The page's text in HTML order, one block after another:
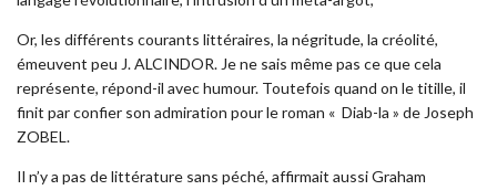
Or, les différents courants littéraires, la négritude, la créolité,
émeuvent peu J. ALCINDOR. Je ne sais même pas ce que cela
représente, répond-il avec humour. Toutefois quand on le titille, il
finit par confier son admiration pour le roman « Diab-la » de Joseph
ZOBEL.
Il n’y a pas de littérature sans péché, affirmait aussi Graham